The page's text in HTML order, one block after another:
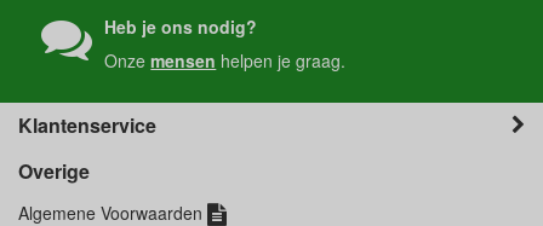
Heb je ons nodig?
Onzemensen helpen je graag.
Klantenservice
Overige
Algemene Voorwaarden